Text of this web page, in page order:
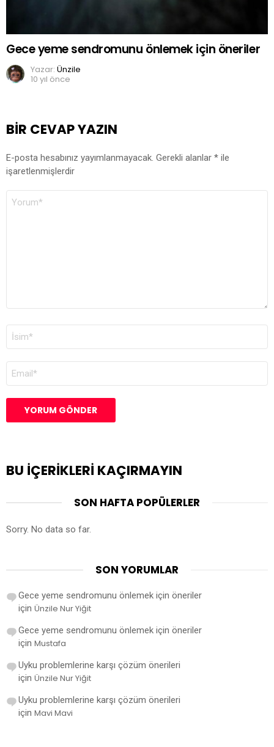
Gece yeme sendromunu önlemek için öneriler
Yazar: Ünzile
10 yıl önce
BIR CEVAP YAZIN
E-posta hesabınız yayımlanmayacak. Gerekli alanlar * ile
işaretlenmişlerdir
İSIM
POSTA
BU IÇERIKLERI KAÇIRMAYIN
SON HAFTA POPÜLERLER
Sorry. No data so far.
SON YORUMLAR
Gece yeme sendromunu önlemek için öneriler
için Ünzile Nur Yiğit
Gece yeme sendromunu önlemek için öneriler
için Mustafa
Uyku problemlerine karşı çözüm önerileri
için Ünzile Nur Yiğit
Uyku problemlerine karşı çözüm önerileri
için Mavi Mavi